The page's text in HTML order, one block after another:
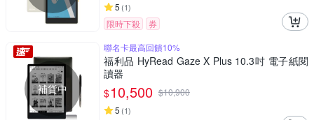
5 (1)
限時下殺 券
補貨中
聯名卡最高回饋10%
福利品 HyRead Gaze X Plus 10.3吋 電子紙閱
讀器
$10,500 $10,900
5 (1)